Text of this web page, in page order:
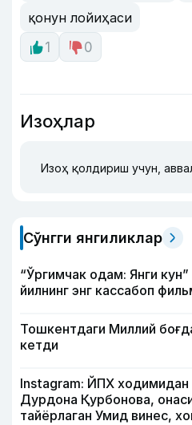
қонун лойиҳаси
1
0
Изоҳлар
Изоҳ қолдириш учун,
Сўнгги янгиликлар
“Ўргимчак одам: Янги
йилнинг энг кассабоп
Тошкентдаги Миллий
кетди
Instagram: ЙПХ ходимидан
Дурдона Қурбонова,
тайёрлаган Умид винес,